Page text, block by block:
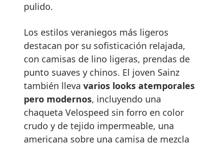
pulido.
Los estilos veraniegos más ligeros
destacan por su sofisticación relajada,
con camisas de lino ligeras, prendas de
punto suaves y chinos. El joven Sainz
también lleva varios looks atemporales
pero modernos, incluyendo una
chaqueta Velospeed sin forro en color
crudo y de tejido impermeable, una
americana sobre una camisa de mezcla